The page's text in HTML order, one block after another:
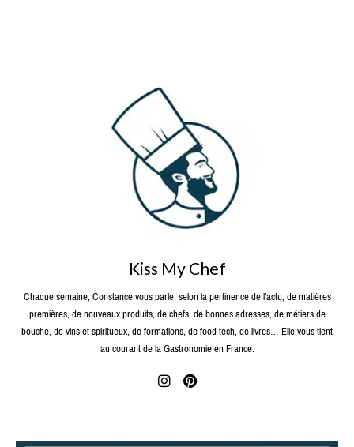
Kiss My Chef
Chaque semaine, Constance vous parle, selon la pertinence de l’actu, de matières
premières, de nouveaux produits, de chefs, de bonnes adresses, de métiers de
bouche, de vins et spiritueux, de formations, de food tech, de livres… Elle vous tient
au courant de la Gastronomie en France.